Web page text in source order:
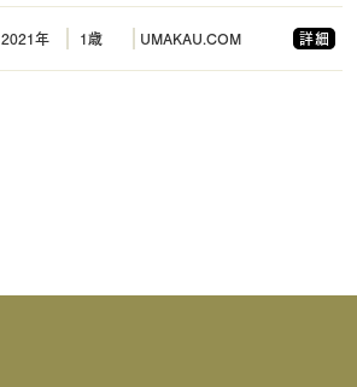
2021年 1歳 UMAKAU.COM 詳細